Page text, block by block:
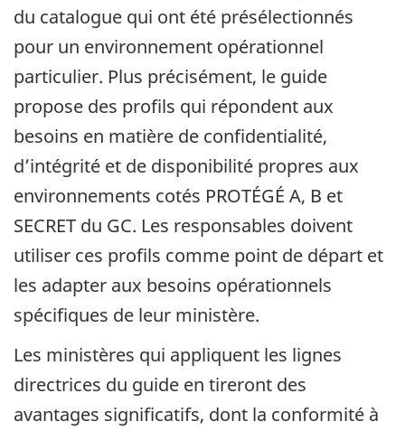
du catalogue qui ont été présélectionnés
pour un environnement opérationnel
particulier. Plus précisément, le guide
propose des profils qui répondent aux
besoins en matière de confidentialité,
d’intégrité et de disponibilité propres aux
environnements cotés PROTÉGÉ A, B et
SECRET du GC. Les responsables doivent
utiliser ces profils comme point de départ et
les adapter aux besoins opérationnels
spécifiques de leur ministère.
Les ministères qui appliquent les lignes
directrices du guide en tireront des
avantages significatifs, dont la conformité à